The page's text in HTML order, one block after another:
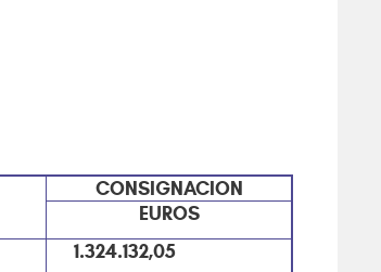
CONSIGNACION
EUROS
1.324.132,05